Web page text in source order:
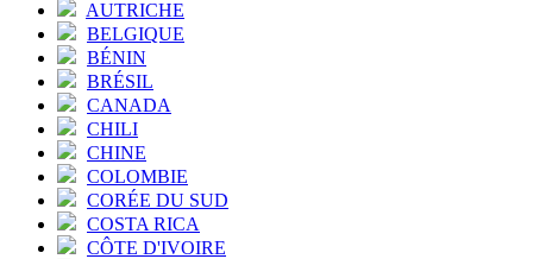
AUTRICHE
BELGIQUE
BÉNIN
BRÉSIL
CANADA
CHILI
CHINE
COLOMBIE
CORÉE DU SUD
COSTA RICA
CÔTE D'IVOIRE